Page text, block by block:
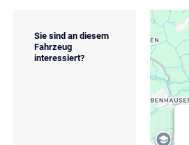
Sie sind an diesem
Fahrzeug
interessiert?